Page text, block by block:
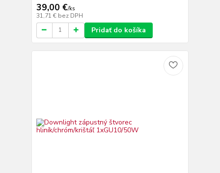
39,00 €/ks
31,71 € bez DPH
Pridať do košíka